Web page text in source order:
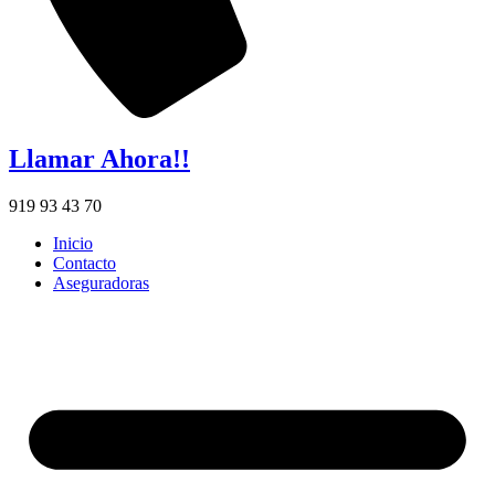
Llamar Ahora!!
919 93 43 70
Inicio
Contacto
Aseguradoras